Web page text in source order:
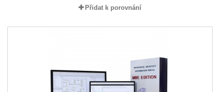
Přidat k porovnání